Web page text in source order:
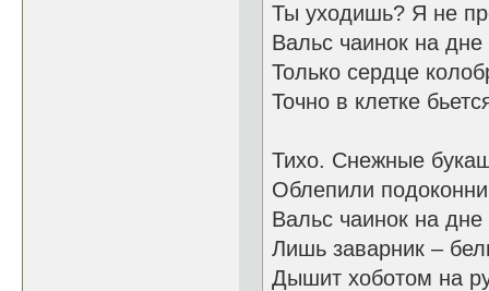
Ты уходишь? Я не
Вальс чаинок на
Только сердце
Точно в клетке
Тихо. Снежные
Облепили
Вальс чаинок на
Лишь заварник –
Дышит хоботом на